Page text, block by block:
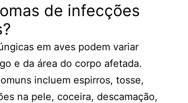
de infecções
em aves podem variar
e da área do corpo afetada.
incluem espirros, tosse,
na pele, coceira, descamação,